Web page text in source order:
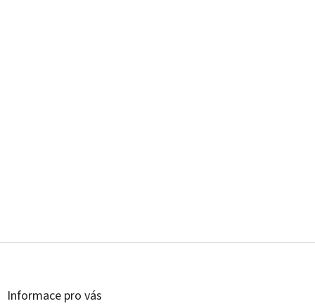
Z
Informace pro vás